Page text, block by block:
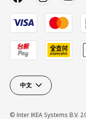
中文
© Inter IKEA Systems B.V.